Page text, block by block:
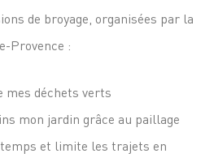
de broyage, organisées par la
Provence :
mes déchets verts
mon jardin grâce au paillage
temps et limite les trajets en